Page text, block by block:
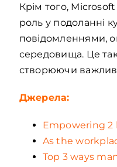
Крім того,
роль у подоланні
повідомленнями,
середовища. Це
створюючи
Джерела:
Empowering 2
As the
Top 3 ways